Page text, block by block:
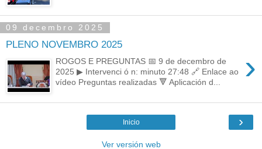
09 decembro 2025
PLENO NOVEMBRO 2025
›
ROGOS E PREGUNTAS 📅 9 de decembro de
2025 ▶ Intervenci ó n: minuto 27:48 🔗 Enlace ao
vídeo Preguntas realizadas 🔻 Aplicación d...
›
Inicio
Ver versión web